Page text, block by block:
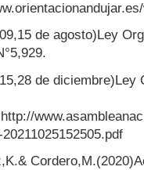
de agosto)Ley
de diciembre)Ley